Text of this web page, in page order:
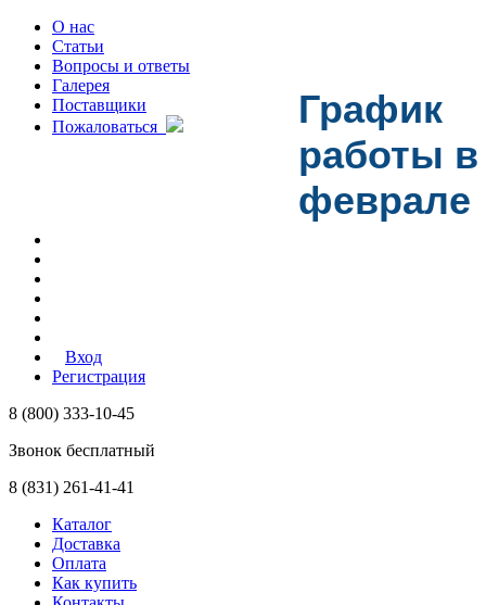
О нас
Статьи
Вопросы и ответы
Галерея
Поставщики
Пожаловаться
Вход
Регистрация
8 (800) 333-10-45
Звонок бесплатный
8 (831) 261-41-41
Каталог
Доставка
Оплата
Как купить
График
работы в
феврале